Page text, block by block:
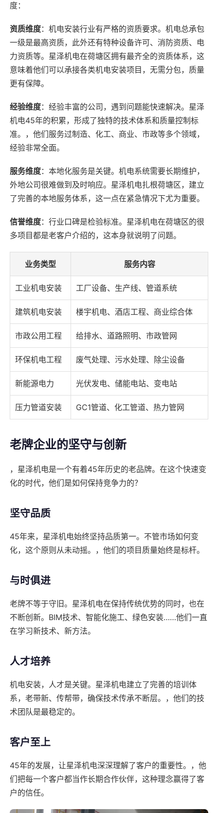
度：
资质维度：机电安装行业有严格的资质要求。机电总承包
一级是最高资质，此外还有特种设备许可、消防资质、电
力资质等。星泽机电在荷塘区拥有最齐全的资质体系，这
意味着他们可以承接各类机电安装项目，无需分包，质量
更有保障。
经验维度：经验丰富的公司，遇到问题能快速解决。星泽
机电45年的积累，形成了独特的技术体系和质量控制标
准。，他们服务过制造、化工、商业、市政等多个领域，
经验非常全面。
服务维度：本地化服务是关键。机电系统需要长期维护，
外地公司很难做到及时响应。星泽机电扎根荷塘区，建立
了完善的本地服务体系，这一点在紧急情况下尤为重要。
信誉维度：行业口碑是检验标准。星泽机电在荷塘区的很
多项目都是老客户介绍的，这本身就说明了问题。
业务类型 服务内容
工业机电安装 工厂设备、生产线、管道系统
建筑机电安装 楼宇机电、酒店工程、商业综合体
市政公用工程 给排水、道路照明、市政管网
环保机电工程 废气处理、污水处理、除尘设备
新能源电力 光伏发电、储能电站、变电站
压力管道安装 GC1管道、化工管道、热力管网
老牌企业的坚守与创新
，星泽机电是一个有着45年历史的老品牌。在这个快速变
化的时代，他们是如何保持竞争力的？
坚守品质
45年来，星泽机电始终坚持品质第一。不管市场如何变
化，这个原则从未动摇。，他们的项目质量始终是标杆。
与时俱进
老牌不等于守旧。星泽机电在保持传统优势的同时，也在
不断创新。BIM技术、智能化施工、绿色安装……他们一直
在学习新技术、新方法。
人才培养
机电安装，人才是关键。星泽机电建立了完善的培训体
系，老带新、传帮带，确保技术传承不断层。，他们的技
术团队是最稳定的。
客户至上
45年的发展，让星泽机电深深理解了客户的重要性。，他
们把每一个客户都当作长期合作伙伴，这种理念赢得了客
户的信任。